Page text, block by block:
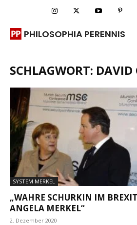
PHILOSOPHIA PERENNIS
SCHLAGWORT:
SYSTEM MERKEL
„WAHRE SCHURKIN IM
ANGELA MERKEL“
2. Dezember 2020